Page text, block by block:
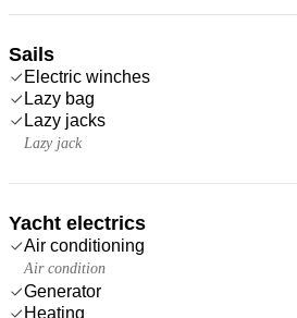
Sails
Electric winches
Lazy bag
Lazy jacks
Lazy jack
Yacht electrics
Air conditioning
Air condition
Generator
Heating